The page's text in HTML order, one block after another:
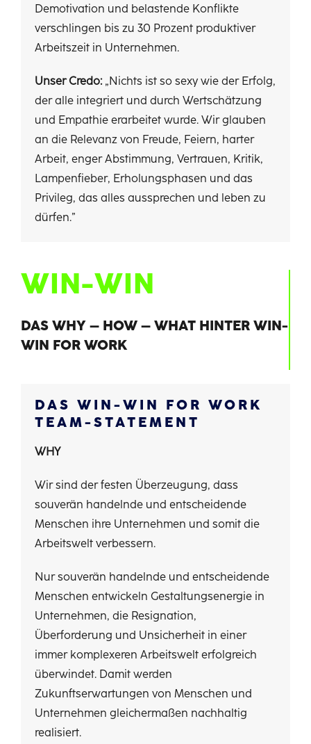
Demotivation und belastende Konflikte
verschlingen bis zu 30 Prozent produktiver
Arbeitszeit in Unternehmen.
Unser Credo:„Nichts ist so sexy wie der Erfolg,
der alle integriert und durch Wertschätzung
und Empathie erarbeitet wurde. Wir glauben
an die Relevanz von Freude, Feiern, harter
Arbeit, enger Abstimmung, Vertrauen, Kritik,
Lampenfieber, Erholungsphasen und das
Privileg, das alles aussprechen und leben zu
dürfen.”
WIN-WIN
DAS WHY – HOW – WHAT HINTER WIN-
WIN FOR WORK
DAS WIN-WIN FOR WORK
TEAM-STATEMENT
WHY
Wir sind der festen Überzeugung, dass
souverän handelnde und entscheidende
Menschen ihre Unternehmen und somit die
Arbeitswelt verbessern.
Nur souverän handelnde und entscheidende
Menschen entwickeln Gestaltungsenergie in
Unternehmen, die Resignation,
Überforderung und Unsicherheit in einer
immer komplexeren Arbeitswelt erfolgreich
überwindet. Damit werden
Zukunftserwartungen von Menschen und
Unternehmen gleichermaßen nachhaltig
realisiert.